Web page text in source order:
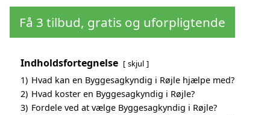
Få 3 tilbud, gratis og uforpligtende
Indholdsfortegnelse skjul
1) Hvad kan en Byggesagkyndig i Røjle hjælpe med?
2) Hvad koster en Byggesagkyndig i Røjle?
3) Fordele ved at vælge Byggesagkyndig i Røjle?